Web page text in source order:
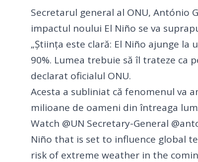
Secretarul general al ONU, António
impactul noului El Niño se va
„Știința este clară: El Niño ajunge
90%. Lumea trebuie să îl trateze ca
declarat oficialul ONU.
Acesta a subliniat că fenomenul va
milioane de oameni din întreaga
Insert
Embed
Code
Watch @UN Secretary-General
Niño that is set to influence global
risk of extreme weather in the